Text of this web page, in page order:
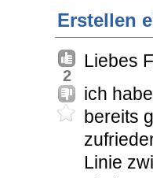
Erstellen
2
Liebes
ich
bereits
Linie